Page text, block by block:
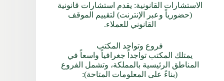
الاستشارات القانونية: يقدم استشارات قانونية
(حضورياً وعبر الإنترنت) لتقييم الموقف
القانوني للعملاء.
فروع وتواجد المكتب
يمتلك المكتب تواجداً جغرافياً واسعاً في
المناطق الرئيسية بالمملكة، وتشمل الفروع
(بناءً على المعلومات المتاحة):